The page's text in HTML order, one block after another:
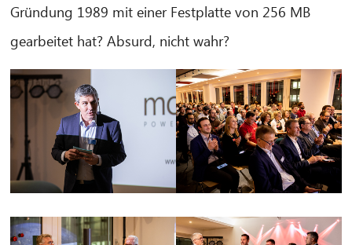
Gründung 1989 mit einer Festplatte von 256 MB
gearbeitet hat? Absurd, nicht wahr?